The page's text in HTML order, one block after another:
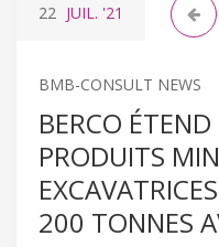
22 JUIL. '21
BMB-CONSULT NEWS
BERCO
PRODUITS
200 TONNES